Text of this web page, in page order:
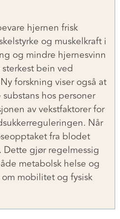
hjernen frisk
og muskelkraft i
og mindre hjernesvinn
bein ved
forskning viser også at
hos personer
av vekstfaktorer for
Når
fra blodet
Dette gjør regelmessig
metabolsk helse og
mobilitet og fysisk